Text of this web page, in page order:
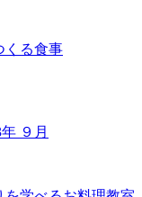
くる食事
９月